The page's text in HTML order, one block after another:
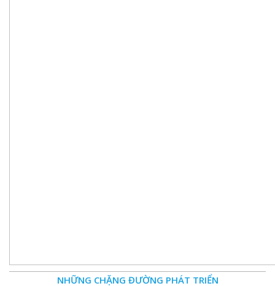
NHỮNG CHẶNG ĐƯỜNG PHÁT TRIỂN